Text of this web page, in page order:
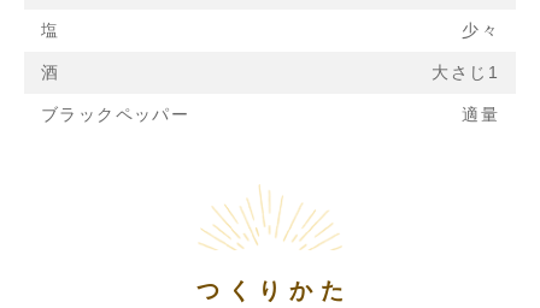
塩 少々
酒 大さじ1
ブラックペッパー 適量
つくりかた